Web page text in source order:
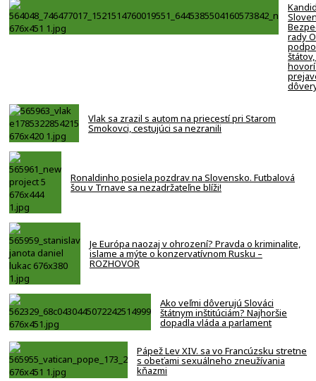
rady
Vlak sa zrazil s autom na priecestí pri Starom
Smokovci, cestujúci sa nezranili
Ronaldinho posiela pozdrav na Slovensko. Futbalová
šou v Trnave sa nezadržateľne blíži!
Je Európa naozaj v ohrození? Pravda o kriminalite,
islame a mýte o konzervatívnom Rusku –
ROZHOVOR
Ako veľmi dôverujú Slováci
štátnym inštitúciám? Najhoršie
dopadla vláda a parlament
Pápež Lev XIV. sa vo Francúzsku stretne
s obeťami sexuálneho zneužívania
kňazmi